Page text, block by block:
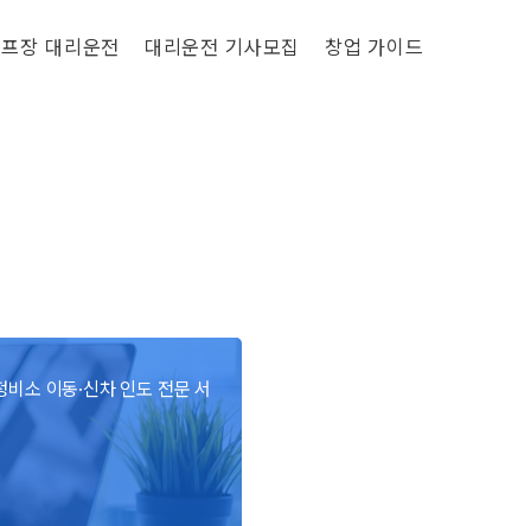
장 대리운전 대리운전 기사모집 창업 가이드
소 이동·신차 인도 전문 서